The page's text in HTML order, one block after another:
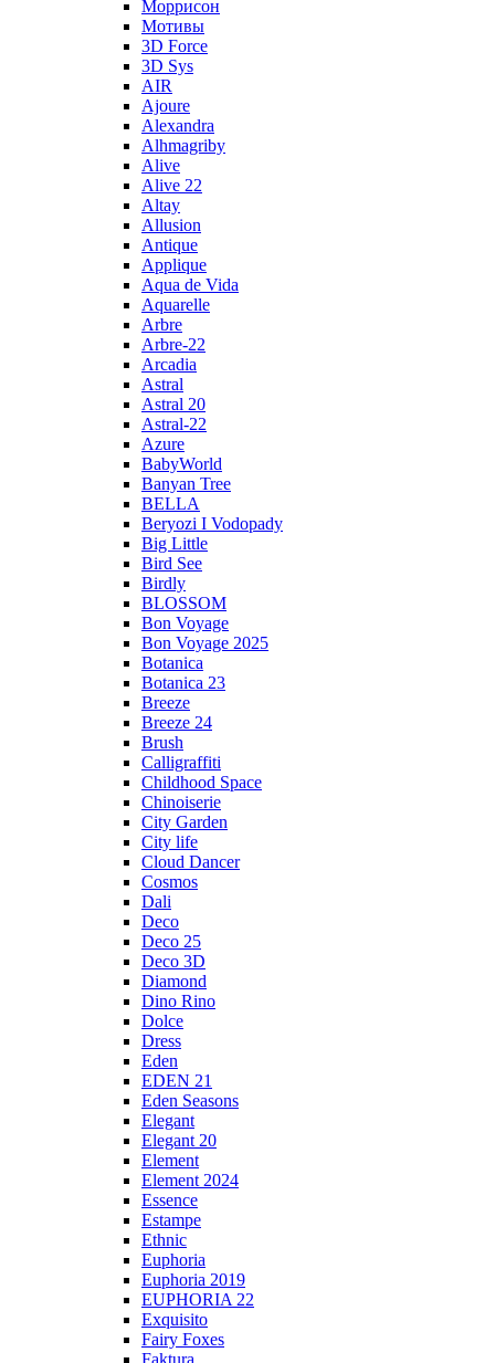
Моррисон
Мотивы
3D Force
3D Sys
AIR
Ajoure
Alexandra
Alhmagriby
Alive
Alive 22
Altay
Allusion
Antique
Applique
Aqua de Vida
Aquarelle
Arbre
Arbre-22
Arcadia
Astral
Astral 20
Astral-22
Azure
BabyWorld
Banyan Tree
BELLA
Beryozi I Vodopady
Big Little
Bird See
Birdly
BLOSSOM
Bon Voyage
Bon Voyage 2025
Botanica
Botanica 23
Breeze
Breeze 24
Brush
Calligraffiti
Childhood Space
Chinoiserie
City Garden
City life
Cloud Dancer
Cosmos
Dali
Deco
Deco 25
Deco 3D
Diamond
Dino Rino
Dolce
Dress
Eden
EDEN 21
Eden Seasons
Elegant
Elegant 20
Element
Element 2024
Essence
Estampe
Ethnic
Euphoria
Euphoria 2019
EUPHORIA 22
Exquisito
Fairy Foxes
Faktura